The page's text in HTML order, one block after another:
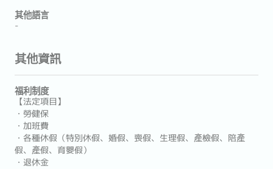
其他語言
-
其他資訊
福利制度
【法定項目】
・勞健保
・加班費
・各種休假（特別休假、婚假、喪假、生理假、產檢假、陪產
假、產假、育嬰假）
・退休金